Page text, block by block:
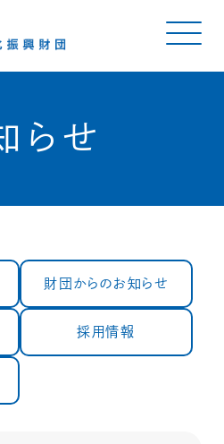
らせ
財団からのお知らせ
採用情報